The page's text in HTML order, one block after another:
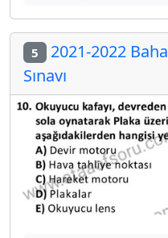
5 2021-2022
Sınavı